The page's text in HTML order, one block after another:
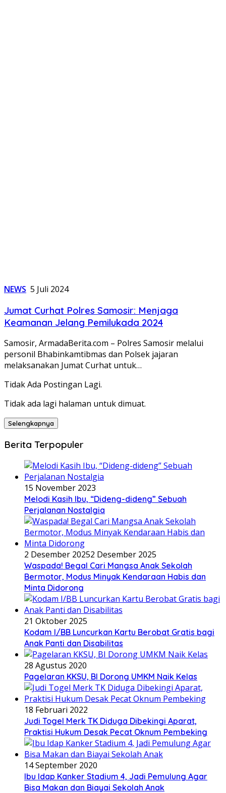
NEWS 5 Juli 2024
Jumat Curhat Polres Samosir: Menjaga
Keamanan Jelang Pemilukada 2024
Samosir, ArmadaBerita.com – Polres Samosir melalui
personil Bhabinkamtibmas dan Polsek jajaran
melaksanakan Jumat Curhat untuk…
Tidak Ada Postingan Lagi.
Tidak ada lagi halaman untuk dimuat.
Selengkapnya
Berita Terpopuler
15 November 2023
Melodi Kasih Ibu, “Dideng-dideng” Sebuah
Perjalanan Nostalgia
2 Desember 20252 Desember 2025
Waspada! Begal Cari Mangsa Anak Sekolah
Bermotor, Modus Minyak Kendaraan Habis dan
Minta Didorong
21 Oktober 2025
Kodam I/BB Luncurkan Kartu Berobat Gratis bagi
Anak Panti dan Disabilitas
28 Agustus 2020
Pagelaran KKSU, BI Dorong UMKM Naik Kelas
18 Februari 2022
Judi Togel Merk TK Diduga Dibekingi Aparat,
Praktisi Hukum Desak Pecat Oknum Pembeking
14 September 2020
Ibu Idap Kanker Stadium 4, Jadi Pemulung Agar
Bisa Makan dan Biayai Sekolah Anak